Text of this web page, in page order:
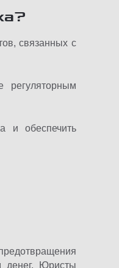
связанных с
регуляторным
и обеспечить
денег. Юристы